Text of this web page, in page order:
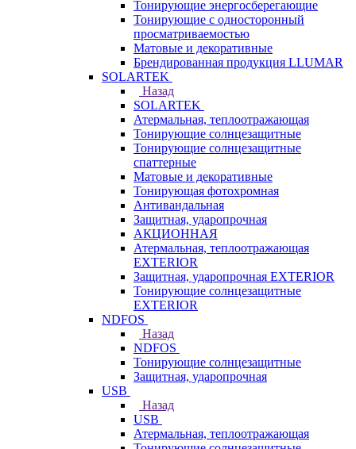
Тонирующие энергосберегающие
Тонирующие с односторонный
просматриваемостью
Матовые и декоративные
Брендированная продукция LLUMAR
SOLARTEK
Назад
SOLARTEK
Атермальная, теплоотражающая
Тонирующие солнцезащитные
Тонирующие солнцезащитные
спаттерные
Матовые и декоративные
Тонирующая фотохромная
Антивандальная
Защитная, ударопрочная
АКЦИОННАЯ
Атермальная, теплоотражающая
EXTERIOR
Защитная, ударопрочная EXTERIOR
Тонирующие солнцезащитные
EXTERIOR
NDFOS
Назад
NDFOS
Тонирующие солнцезащитные
Защитная, ударопрочная
USB
Назад
USB
Атермальная, теплоотражающая